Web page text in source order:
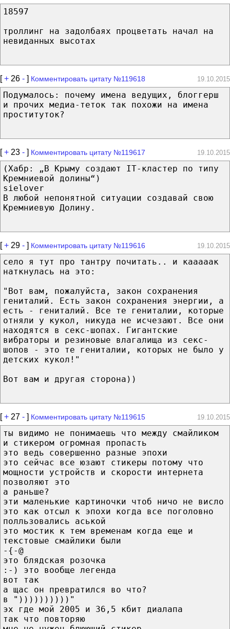
18597
троллинг на задолбаях процветать начал на
невиданных высотах
[+ 26 - ] Комментировать цитату №119618 19.10.2015
Подумалось: почему имена ведущих, блоггерш
и прочих медиа-теток так похожи на имена
проституток?
[+ 23 - ] Комментировать цитату №119617 19.10.2015
(Хабр: „В Крыму создают IT-кластер по типу
Кремниевой долины“)
sielover
В любой непонятной ситуации создавай свою
Кремниевую Долину.
[+ 29 - ] Комментировать цитату №119616 19.10.2015
село я тут про тантру почитать.. и кааааак
наткнулась на это:
"Вот вам, пожалуйста, закон сохранения
гениталий. Есть закон сохранения энергии, а
есть - гениталий. Все те гениталии, которые
отняли у кукол, никуда не исчезают. Все они
находятся в секс-шопах. Гигантские
вибраторы и резиновые влагалища из секс-
шопов - это те гениталии, которых не было у
детских кукол!"
Вот вам и другая сторона))
[+ 27 - ] Комментировать цитату №119615 19.10.2015
ты видимо не понимаешь что между смайликом
и стикером огромная пропасть
это ведь совершенно разные эпохи
это сейчас все юзают стикеры потому что
мощности устройств и скорости интернета
позволяют это
а раньше?
эти маленькие картиночки чтоб ничо не висло
это как отсыл к эпохи когда все поголовно
полльзовались аськой
это мостик к тем временам когда еще и
текстовые смайлики были
-{-@
это блядская розочка
:-) это вообще легенда
вот так
а щас он превратился во что?
в "))))))))))"
эх где мой 2005 и 36,5 кбит диалапа
так что повторяю